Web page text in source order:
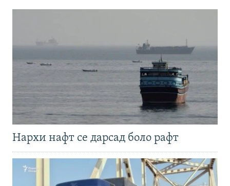
Нархи нафт се дарсад боло рафт